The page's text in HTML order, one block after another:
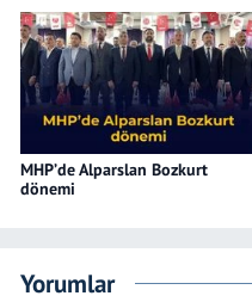
MHP’de Alparslan Bozkurt
dönemi
Yorumlar